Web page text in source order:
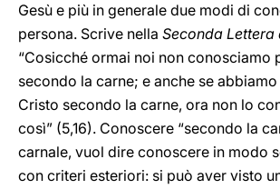
Gesù e più in generale due modi di
persona. Scrive nella Seconda Lettera
“Cosicché ormai noi non conosciamo
secondo la carne; e anche se
Cristo secondo la carne, ora non lo
così” (5,16). Conoscere “secondo la
carnale, vuol dire conoscere in modo
con criteri esteriori: si può aver visto